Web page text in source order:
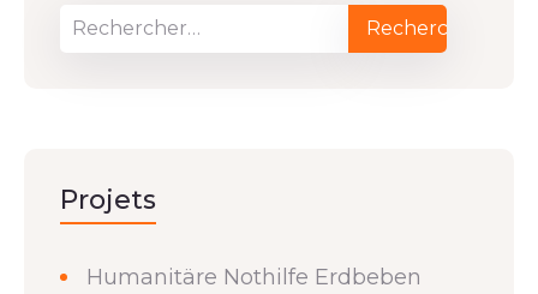
Projets
Humanitäre Nothilfe Erdbeben